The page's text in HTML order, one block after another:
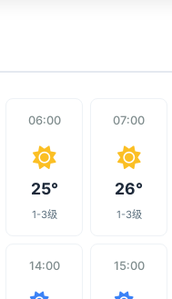
06:00
25°
1-3级
07:00
26°
1-3级
14:00 15:00